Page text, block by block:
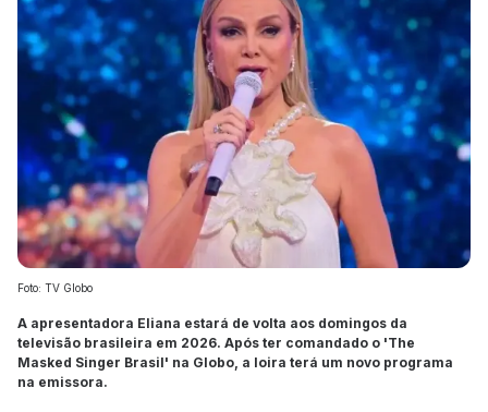
Foto: TV Globo
A apresentadora Eliana estará de volta aos domingos da
televisão brasileira em 2026. Após ter comandado o 'The
Masked Singer Brasil' na Globo, a loira terá um novo programa
na emissora.